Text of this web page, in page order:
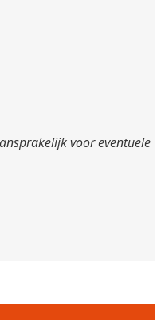
voor eventuele